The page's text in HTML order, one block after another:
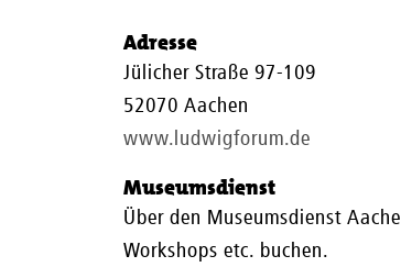
Adresse
Jülicher Straße 97-109
52070 Aachen
www.ludwigforum.de
Museumsdienst
Über den Museumsdienst
Workshops etc. buchen.